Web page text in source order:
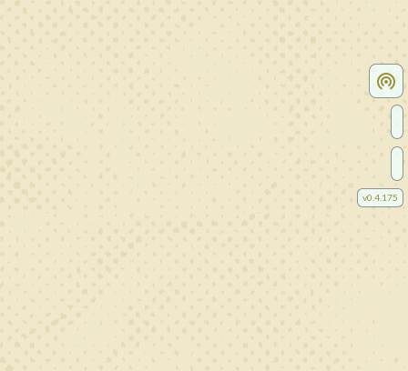
v0.4.175